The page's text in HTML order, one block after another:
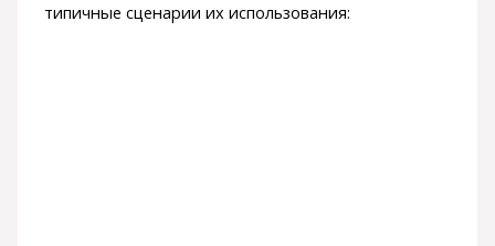
типичные сценарии их использования: